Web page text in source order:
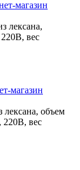
лексана,
вес
лексана, объем
220В, вес